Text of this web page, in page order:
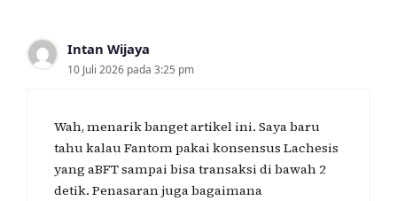
Intan Wijaya
10 Juli 2026 pada 3:25 pm
Wah, menarik banget artikel ini. Saya baru
tahu kalau Fantom pakai konsensus Lachesis
yang aBFT sampai bisa transaksi di bawah 2
detik. Penasaran juga bagaimana